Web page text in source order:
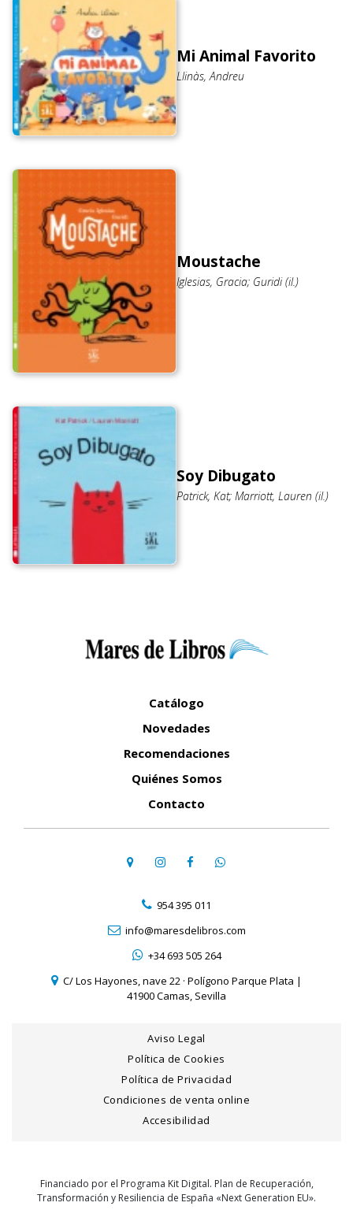
Mi Animal Favorito
Llinàs, Andreu
Moustache
Iglesias, Gracia; Guridi (il.)
Soy Dibugato
Patrick, Kat; Marriott, Lauren (il.)
Catálogo
Novedades
Recomendaciones
Quiénes Somos
Contacto
954 395 011
info@maresdelibros.com
+34 693 505 264
C/ Los Hayones, nave 22 · Polígono Parque Plata |
41900 Camas, Sevilla
Aviso Legal
Política de Cookies
Política de Privacidad
Condiciones de venta online
Accesibilidad
Financiado por el Programa Kit Digital. Plan de Recuperación,
Transformación y Resiliencia de España «Next Generation EU».